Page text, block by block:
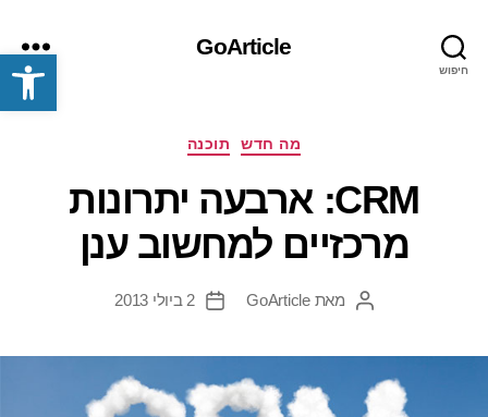
פתח סרגל נגישות חיפוש
GoArticle
תפריט
קטגוריותמה חדש תוכנה
CRM: ארבעה יתרונות
מרכזיים למחשוב ענן
המחבר
מאתGoArticle
תאריך
2 ביולי 2013